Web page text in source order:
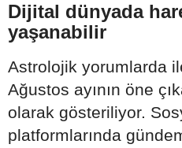
Dijital dünyada
yaşanabilir
Astrolojik yorumlarda
Ağustos ayının öne
olarak gösteriliyor.
platformlarında